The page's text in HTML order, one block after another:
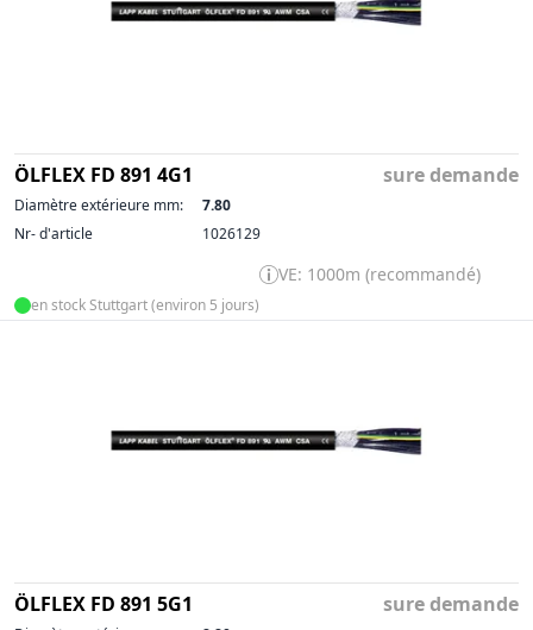
ÖLFLEX FD 891 4G1 sure demande
Diamètre extérieure mm:
7.80
Nr- d'article
1026129
VE: 1000m (recommandé)
en stock Stuttgart (environ 5 jours)
ÖLFLEX FD 891 5G1 sure demande